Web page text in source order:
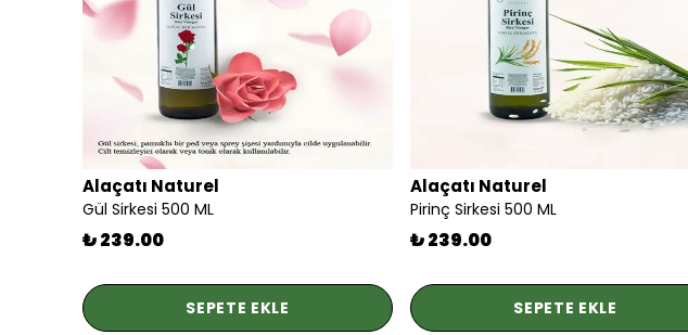
Alaçatı Naturel
Gül Sirkesi 500 ML
₺ 239.00
SEPETE EKLE
Alaçatı Naturel
Pirinç Sirkesi 500 ML
₺ 239.00
SEPETE EKLE